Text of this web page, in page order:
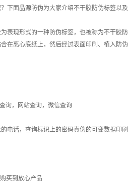
下面晶源防伪为大家介绍不干胶防伪标签以及
表现形式的一种防伪标签，也被称为不干胶
在离心底纸上，然后经过表面印刷、植入防
询，网站查询，微信查询
电话，查询标识上的密码真伪的可变数据印刷
买到放心产品